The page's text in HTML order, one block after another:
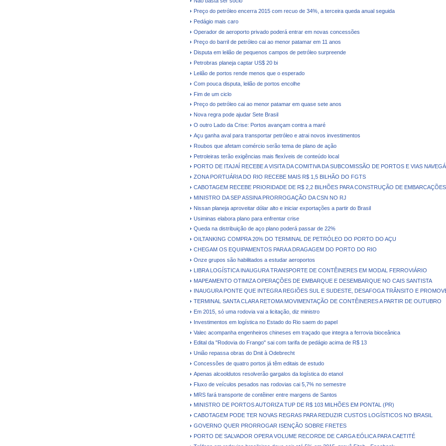
Preço do petróleo encerra 2015 com recuo de 34%, a terceira queda anual seguida
Pedágio mais caro
Operador de aeroporto privado poderá entrar em novas concessões
Preço do barril de petróleo cai ao menor patamar em 11 anos
Disputa em leilão de pequenos campos de petróleo surpreende
Petrobras planeja captar US$ 20 bi
Leilão de portos rende menos que o esperado
Com pouca disputa, leilão de portos encolhe
Fim de um ciclo
Preço do petróleo cai ao menor patamar em quase sete anos
Nova regra pode ajudar Sete Brasil
O outro Lado da Crise: Portos avançam contra a maré
Açu ganha aval para transportar petróleo e atrai novos investimentos
Roubos que afetam comércio serão tema de plano de ação
Petroleiras terão exigências mais flexíveis de conteúdo local
PORTO DE ITAJAÍ RECEBE A VISITA DA COMITIVA DA SUBCOMISSÃO DE PORTOS E VIAS
ZONA PORTUÁRIA DO RIO RECEBE MAIS R$ 1,5 BILHÃO DO FGTS
CABOTAGEM RECEBE PRIORIDADE DE R$ 2,2 BILHÕES PARA CONSTRUÇÃO DE EMBARCAÇÕES
MINISTRO DA SEP ASSINA PRORROGAÇÃO DA CSN NO RJ
Nissan planeja aproveitar dólar alto e iniciar exportações a partir do Brasil
Usiminas elabora plano para enfrentar crise
Queda na distribuição de aço plano poderá passar de 22%
OILTANKING COMPRA 20% DO TERMINAL DE PETRÓLEO DO PORTO DO AÇU
CHEGAM OS EQUIPAMENTOS PARA A DRAGAGEM DO PORTO DO RIO
Onze grupos são habilitados a estudar aeroportos
LIBRA LOGÍSTICA INAUGURA TRANSPORTE DE CONTÊINERES EM MODAL FERROVIÁRIO
MAPEAMENTO OTIMIZA OPERAÇÕES DE EMBARQUE E DESEMBARQUE NO CAIS SANTISTA
INAUGURA PONTE QUE INTEGRA REGIÕES SUL E SUDESTE, DESAFOGA TRÂNSITO E
TERMINAL SANTA CLARA RETOMA MOVIMENTAÇÃO DE CONTÊINERES A PARTIR DE OUTUBRO
Em 2015, só uma rodovia vai a licitação, diz ministro
Investimentos em logística no Estado do Rio saem do papel
Valec acompanha engenheiros chineses em traçado que integra a ferrovia bioceânica
Edital da "Rodovia do Frango" sai com tarifa de pedágio acima de R$ 13
União repassa obras do Dnit à Odebrecht
Concessões de quatro portos já têm editais de estudo
Apenas alcooldutos resolverão gargalos da logística do etanol
Fluxo de veículos pesados nas rodovias cai 5,7% no semestre
MRS fará transporte de contêiner entre margens de Santos
MINISTRO DE PORTOS AUTORIZA TUP DE R$ 103 MILHÕES EM PONTAL (PR)
CABOTAGEM PODE TER NOVAS REGRAS PARA REDUZIR CUSTOS LOGÍSTICOS NO BRASIL
GOVERNO QUER PRORROGAR ISENÇÃO SOBRE FRETES
PORTO DE SALVADOR OPERA VOLUME RECORDE DE CARGA EÓLICA PARA CAETITÉ